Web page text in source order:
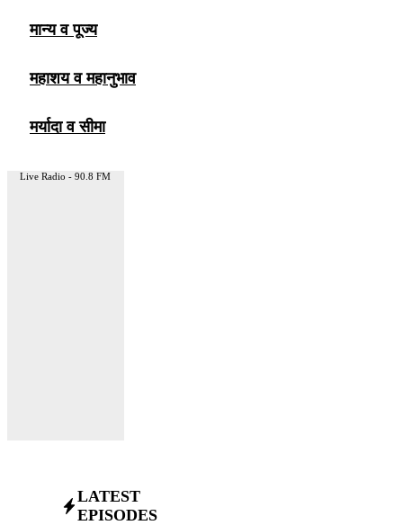
मान्य व पूज्य
महाशय व महानुभाव
मर्यादा व सीमा
Live Radio - 90.8 FM
LATEST
EPISODES